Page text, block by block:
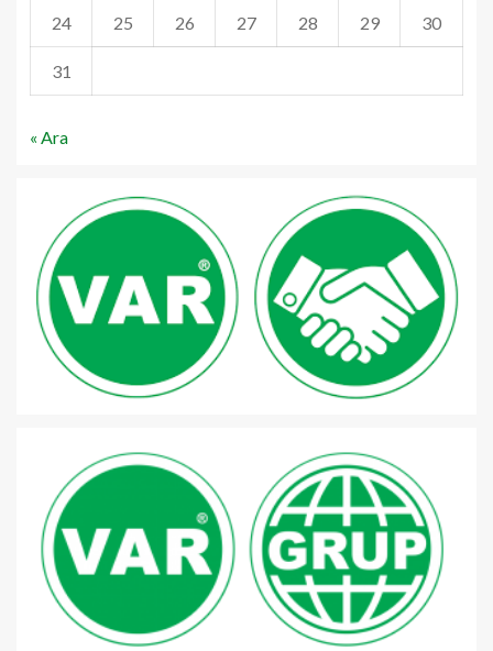
24 25 26 27 28 29 30
31
« Ara